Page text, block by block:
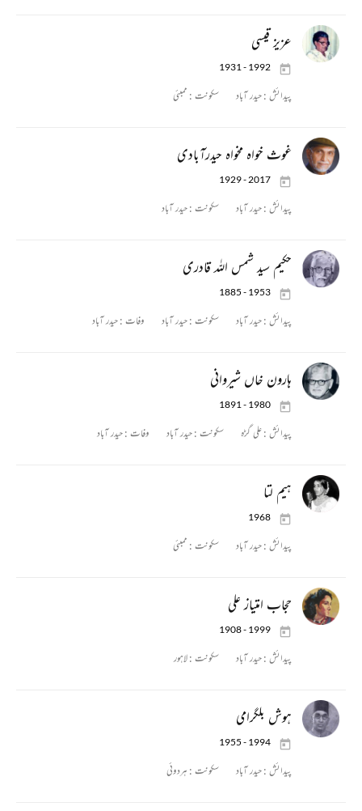
عزیز قیسی
1931 - 1992
پیدائش :حیدر آباد سکونت : ممبئی
غوث خواہ مخواہ حیدرآبادی
1929 - 2017
پیدائش :حیدر آباد سکونت :حیدر آباد
حکیم سید شمس اللہ قادری
1885 - 1953
پیدائش :حیدر آباد سکونت :حیدر آباد وفات :حیدر آباد
ہارون خاں شیروانی
1891 - 1980
پیدائش : علی گڑہ سکونت :حیدر آباد وفات :حیدر آباد
ہیم لتا
1968
پیدائش :حیدر آباد سکونت : ممبئی
حجاب امتیاز علی
1908 - 1999
پیدائش :حیدر آباد سکونت :لاہور
ہوش بلگرامی
1955 - 1994
پیدائش :حیدر آباد سکونت : ہردوئی